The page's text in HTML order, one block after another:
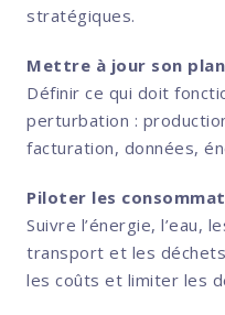
stratégiques.
Mettre à jour son
Définir ce qui doit
perturbation :
facturation, données,
Piloter les
Suivre l’énergie, l’eau,
transport et les
les coûts et limiter les